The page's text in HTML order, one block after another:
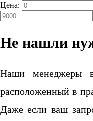
Цена:
Не нашли
Наши менеджеры
расположенный в
Даже если ваш